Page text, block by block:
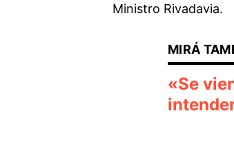
Ministro Rivadavia.
«Se